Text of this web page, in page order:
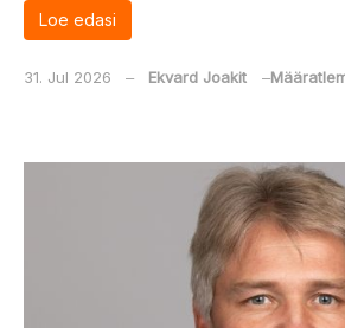
Loe edasi
31. Jul 2026 ‒ Ekvard Joakit ‒